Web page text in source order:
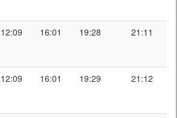
12:09 16:01 19:28 21:11
12:09 16:01 19:29 21:12